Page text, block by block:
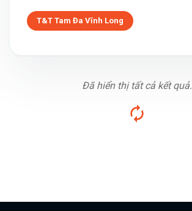
T&T Tam Đa Vĩnh Long
Đã hiển thị tất cả kết quả.